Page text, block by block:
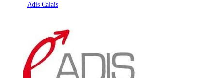
Adis Calais